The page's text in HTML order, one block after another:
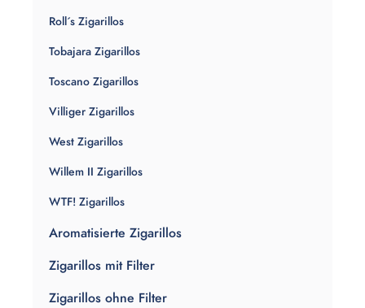
Roll´s Zigarillos
Tobajara Zigarillos
Toscano Zigarillos
Villiger Zigarillos
West Zigarillos
Willem II Zigarillos
WTF! Zigarillos
Aromatisierte Zigarillos
Zigarillos mit Filter
Zigarillos ohne Filter